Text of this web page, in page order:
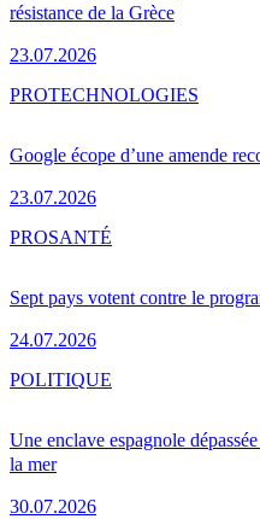
résistance de la Grèce
23.07.2026
Google écope d’une amende
23.07.2026
PROTECHNOLOGIES
Sept pays votent contre le
24.07.2026
PROSANTÉ
Une enclave espagnole
la mer
30.07.2026
POLITIQUE